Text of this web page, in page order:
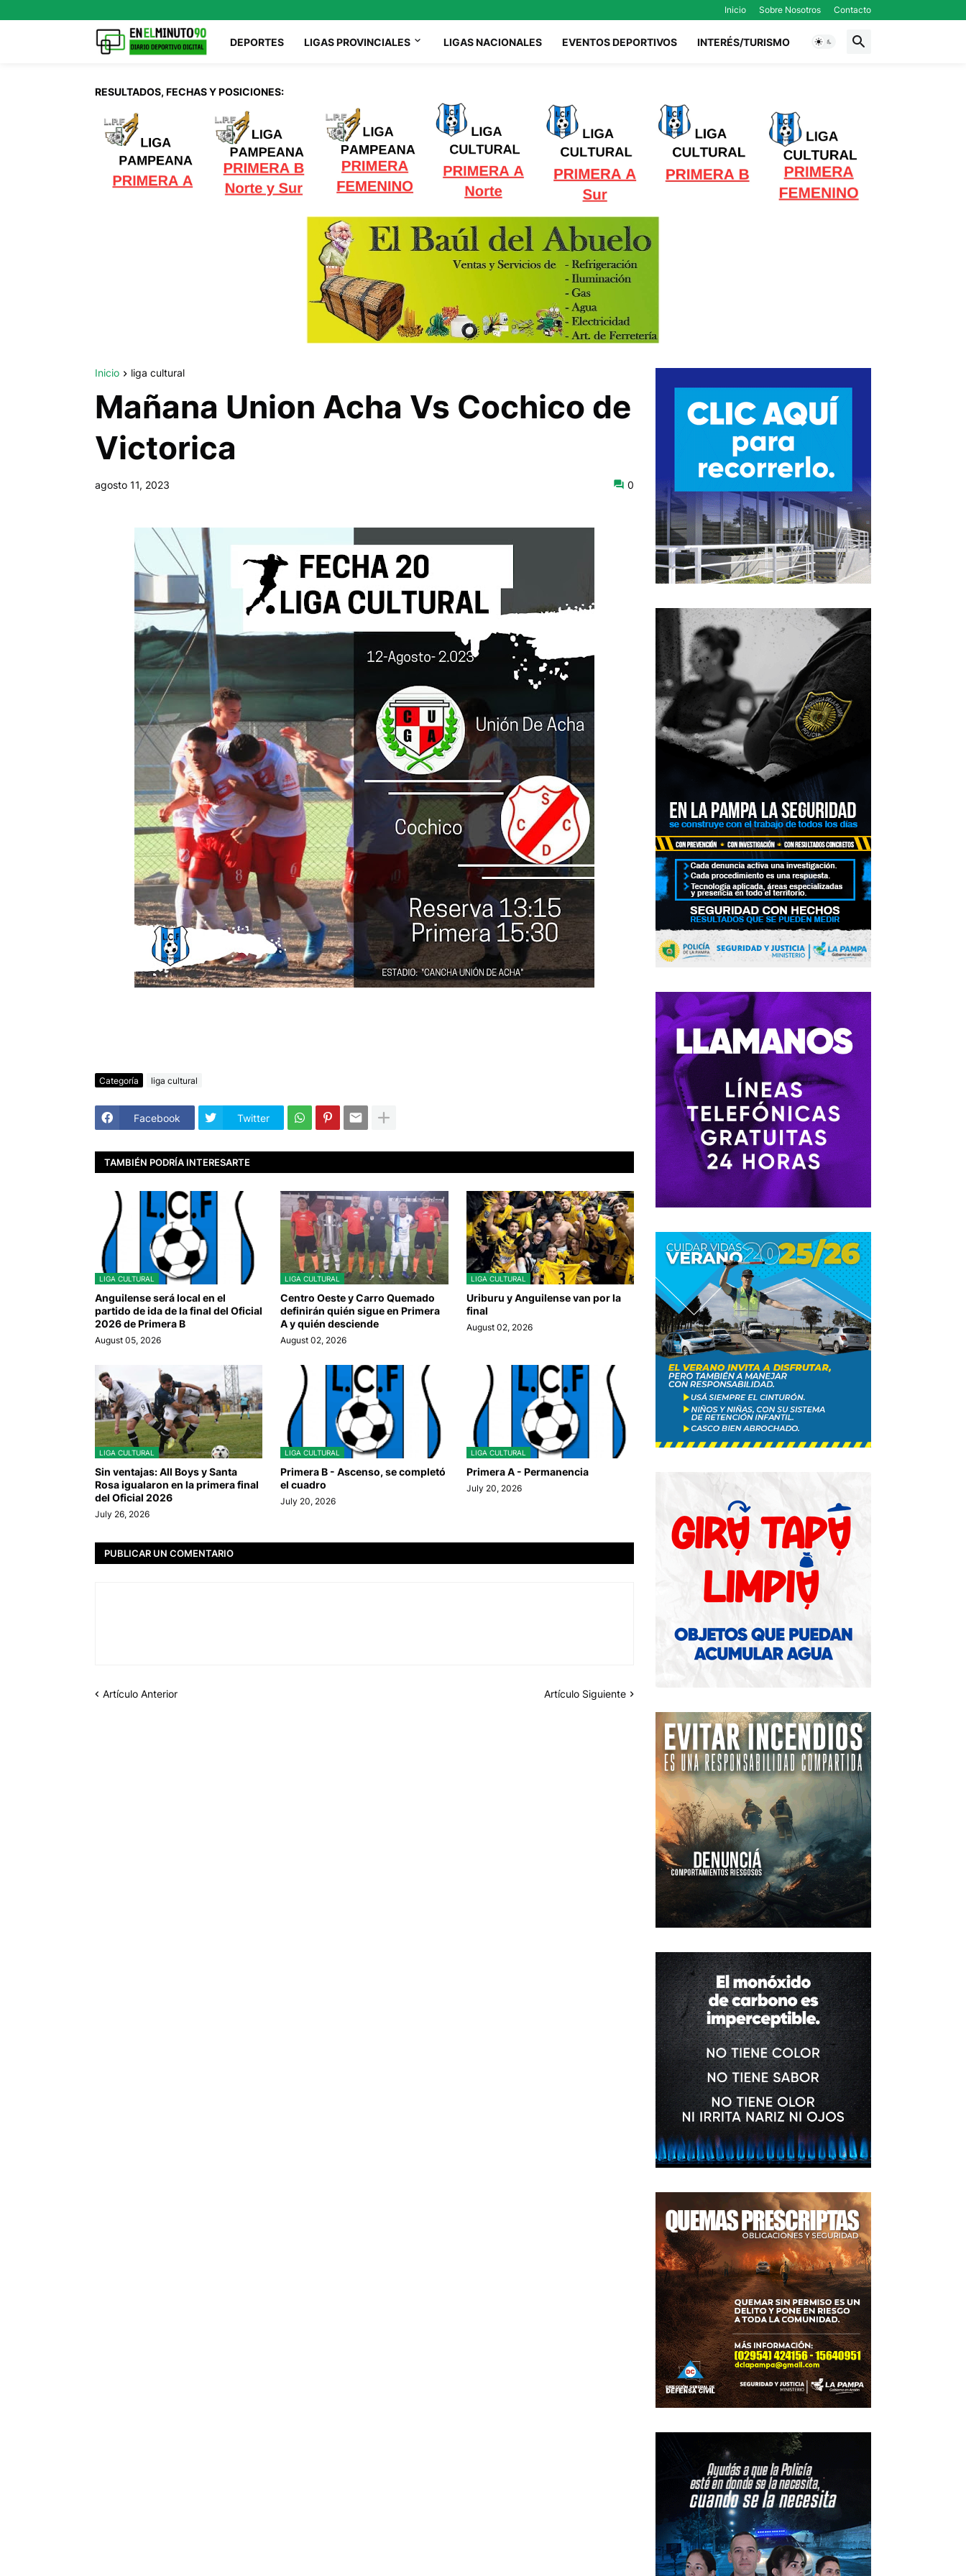
Inicio Sobre Nosotros Contacto
DEPORTES LIGAS PROVINCIALES LIGAS NACIONALES EVENTOS DEPORTIVOS INTERÉS/TURISMO
RESULTADOS, FECHAS Y POSICIONES:
Inicio liga cultural
Mañana Union Acha Vs Cochico de
Victorica
agosto 11, 2023 0
Categoría liga cultural
Facebook Twitter
TAMBIÉN PODRÍA INTERESARTE
LIGA CULTURAL
Anguilense será local en el
partido de ida de la final del Oficial
2026 de Primera B
August 05, 2026
LIGA CULTURAL
Centro Oeste y Carro Quemado
definirán quién sigue en Primera
A y quién desciende
August 02, 2026
LIGA CULTURAL
Uriburu y Anguilense van por la
final
August 02, 2026
LIGA CULTURAL
Sin ventajas: All Boys y Santa
Rosa igualaron en la primera final
del Oficial 2026
July 26, 2026
LIGA CULTURAL
Primera B - Ascenso, se completó
el cuadro
July 20, 2026
LIGA CULTURAL
Primera A - Permanencia
July 20, 2026
PUBLICAR UN COMENTARIO
Artículo Anterior Artículo Siguiente